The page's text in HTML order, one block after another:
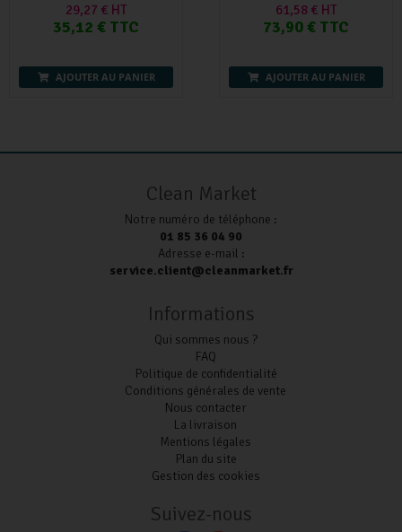
29,27 € HT
35,12 € TTC
AJOUTER AU PANIER
61,58 € HT
73,90 € TTC
AJOUTER AU PANIER
Clean Market
Notre numéro de téléphone :
01 85 36 04 90
Adresse e-mail :
service.client@cleanmarket.fr
Informations
Qui sommes nous ?
FAQ
Politique de confidentialité
Conditions générales de vente
Nous contacter
La livraison
Mentions légales
Plan du site
Gestion des cookies
Suivez-nous